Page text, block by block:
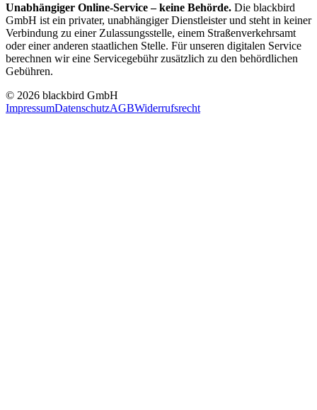
Unabhängiger Online-Service – keine Behörde. Die blackbird
GmbH ist ein privater, unabhängiger Dienstleister und steht in keiner
Verbindung zu einer Zulassungsstelle, einem Straßenverkehrsamt
oder einer anderen staatlichen Stelle. Für unseren digitalen Service
berechnen wir eine Servicegebühr zusätzlich zu den behördlichen
Gebühren.
© 2026 blackbird GmbH
ImpressumDatenschutzAGBWiderrufsrecht